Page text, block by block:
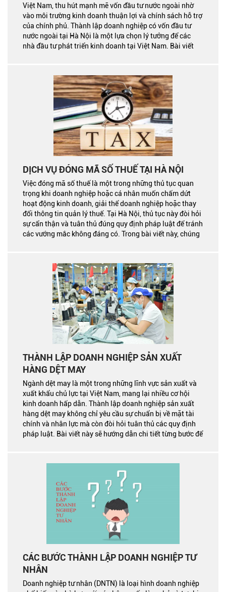
Việt Nam, thu hút mạnh mẽ vốn đầu tư nước ngoài nhờ
vào môi trường kinh doanh thuận lợi và chính sách hỗ trợ
của chính phủ. Thành lập doanh nghiệp có vốn đầu tư
nước ngoài tại Hà Nội là một lựa chọn lý tưởng để các
nhà đầu tư phát triển kinh doanh tại Việt Nam. Bài viết
và hợp pháp.
DỊCH VỤ ĐÓNG MÃ SỐ THUẾ TẠI HÀ NỘI
Việc đóng mã số thuế là một trong những thủ tục quan
trọng khi doanh nghiệp hoặc cá nhân muốn chấm dứt
hoạt động kinh doanh, giải thể doanh nghiệp hoặc thay
đổi thông tin quản lý thuế. Tại Hà Nội, thủ tục này đòi hỏi
sự cẩn thận và tuân thủ đúng quy định pháp luật để tránh
các vướng mắc không đáng có. Trong bài viết này, chúng
một cách nhanh chóng và hiệu quả.
THÀNH LẬP DOANH NGHIỆP SẢN XUẤT
HÀNG DỆT MAY
Ngành dệt may là một trong những lĩnh vực sản xuất và
xuất khẩu chủ lực tại Việt Nam, mang lại nhiều cơ hội
kinh doanh hấp dẫn. Thành lập doanh nghiệp sản xuất
hàng dệt may không chỉ yêu cầu sự chuẩn bị về mặt tài
chính và nhân lực mà còn đòi hỏi tuân thủ các quy định
pháp luật. Bài viết này sẽ hướng dẫn chi tiết từng bước để
CÁC BƯỚC THÀNH LẬP DOANH NGHIỆP TƯ
NHÂN
Doanh nghiệp tư nhân (DNTN) là loại hình doanh nghiệp